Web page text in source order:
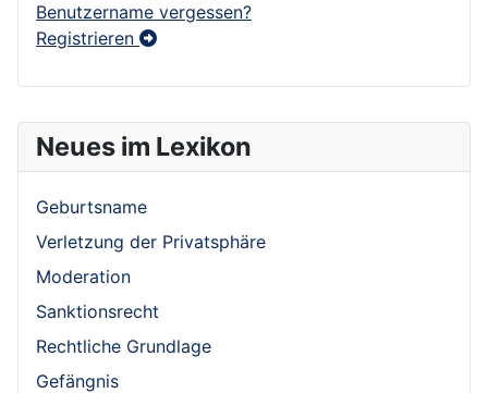
Neues im Lexikon
Geburtsname
Verletzung der Privatsphäre
Moderation
Sanktionsrecht
Rechtliche Grundlage
Gefängnis
Benutzername vergessen?
Registrieren